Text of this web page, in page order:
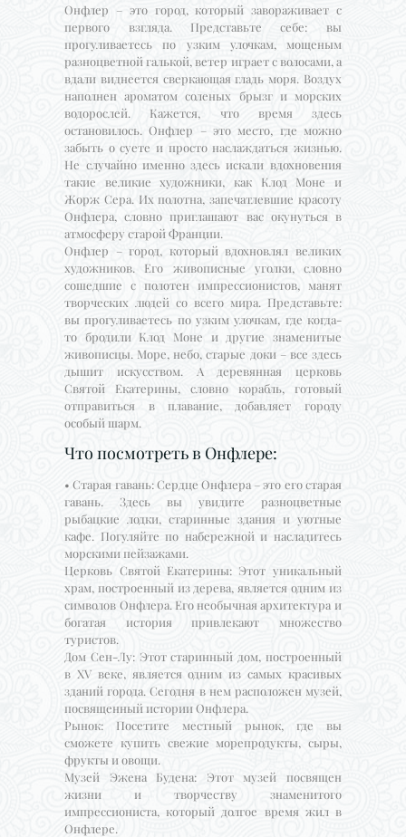
Онфлер – это город, который завораживает с
первого взгляда. Представьте себе: вы
прогуливаетесь по узким улочкам, мощеным
разноцветной галькой, ветер играет с волосами, а
вдали виднеется сверкающая гладь моря. Воздух
наполнен ароматом соленых брызг и морских
водорослей. Кажется, что время здесь
остановилось. Онфлер – это место, где можно
забыть о суете и просто наслаждаться жизнью.
Не случайно именно здесь искали вдохновения
такие великие художники, как Клод Моне и
Жорж Сера. Их полотна, запечатлевшие красоту
Онфлера, словно приглашают вас окунуться в
атмосферу старой Франции.
Онфлер – город, который вдохновлял великих
художников. Его живописные уголки, словно
сошедшие с полотен импрессионистов, манят
творческих людей со всего мира. Представьте:
вы прогуливаетесь по узким улочкам, где когда-
то бродили Клод Моне и другие знаменитые
живописцы. Море, небо, старые доки – все здесь
дышит искусством. А деревянная церковь
Святой Екатерины, словно корабль, готовый
отправиться в плавание, добавляет городу
особый шарм.
Что посмотреть в Онфлере:
• Старая гавань: Сердце Онфлера – это его старая
гавань. Здесь вы увидите разноцветные
рыбацкие лодки, старинные здания и уютные
кафе. Погуляйте по набережной и насладитесь
морскими пейзажами.
Церковь Святой Екатерины: Этот уникальный
храм, построенный из дерева, является одним из
символов Онфлера. Его необычная архитектура и
богатая история привлекают множество
туристов.
Дом Сен-Лу: Этот старинный дом, построенный
в XV веке, является одним из самых красивых
зданий города. Сегодня в нем расположен музей,
посвященный истории Онфлера.
Рынок: Посетите местный рынок, где вы
сможете купить свежие морепродукты, сыры,
фрукты и овощи.
Музей Эжена Будена: Этот музей посвящен
жизни и творчеству знаменитого
импрессиониста, который долгое время жил в
Онфлере.